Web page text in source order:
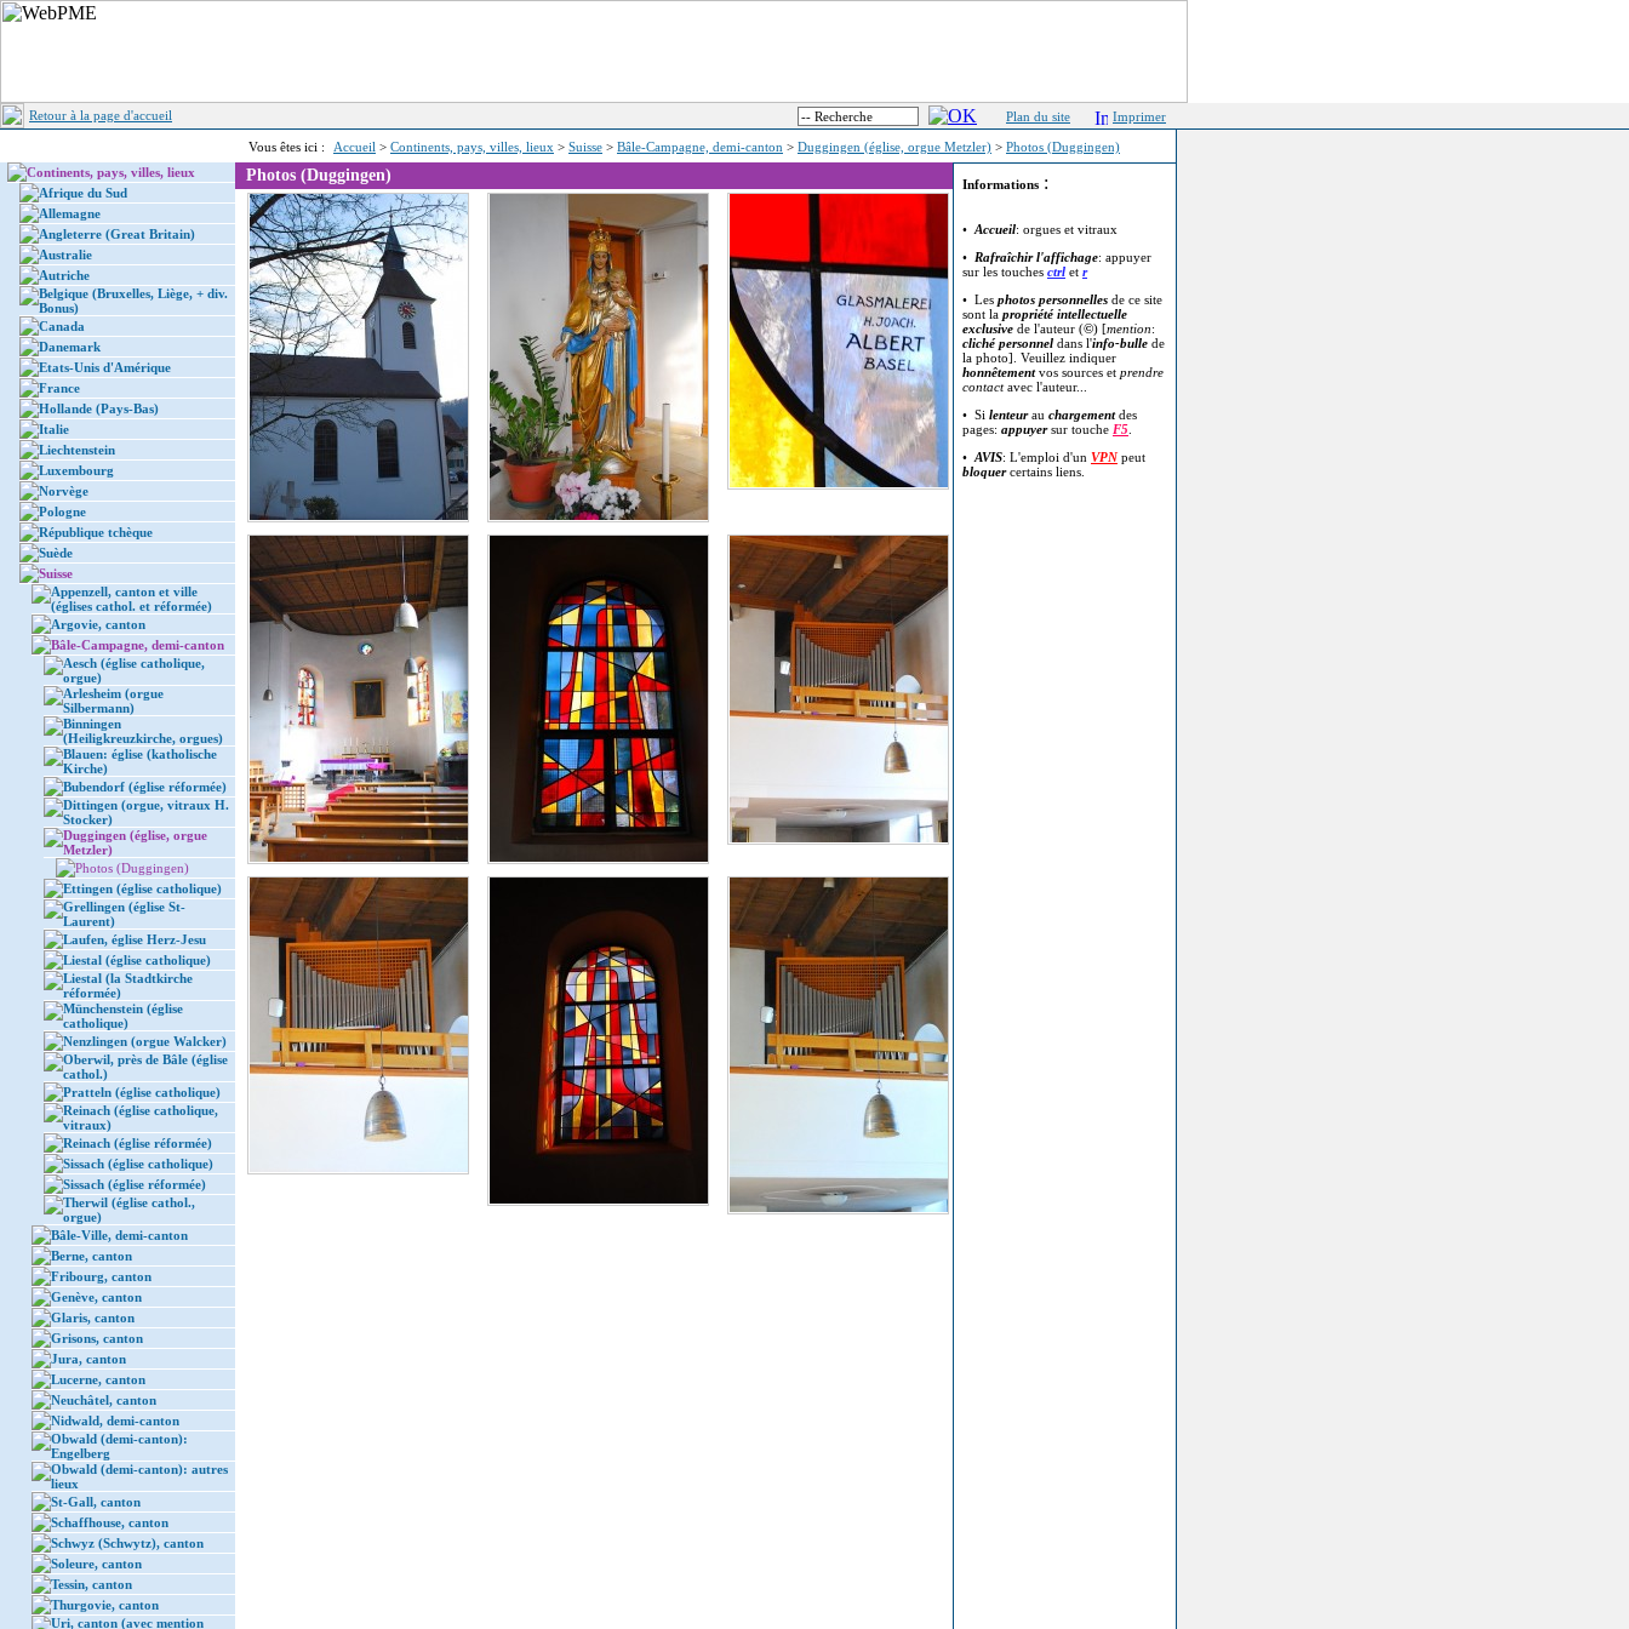
Retour à la page d'accueil Plan du site Imprimer
Vous êtes ici : Accueil > Continents, pays, villes, lieux > Suisse > Bâle-Campagne, demi-canton > Duggingen (église, orgue Metzler) > Photos (Duggingen)
Continents, pays, villes, lieux
Afrique du Sud
Allemagne
Angleterre (Great Britain)
Australie
Autriche
Belgique (Bruxelles, Liège, + div.
Bonus)
Canada
Danemark
Etats-Unis d'Amérique
France
Hollande (Pays-Bas)
Italie
Liechtenstein
Luxembourg
Norvège
Pologne
République tchèque
Suède
Suisse
Appenzell, canton et ville
(églises cathol. et réformée)
Argovie, canton
Bâle-Campagne, demi-canton
Aesch (église catholique,
orgue)
Arlesheim (orgue
Silbermann)
Binningen
(Heiligkreuzkirche, orgues)
Blauen: église (katholische
Kirche)
Bubendorf (église réformée)
Dittingen (orgue, vitraux H.
Stocker)
Duggingen (église, orgue
Metzler)
Photos (Duggingen)
Ettingen (église catholique)
Grellingen (église St-
Laurent)
Laufen, église Herz-Jesu
Liestal (église catholique)
Liestal (la Stadtkirche
réformée)
Münchenstein (église
catholique)
Nenzlingen (orgue Walcker)
Oberwil, près de Bâle (église
cathol.)
Pratteln (église catholique)
Reinach (église catholique,
vitraux)
Reinach (église réformée)
Sissach (église catholique)
Sissach (église réformée)
Therwil (église cathol.,
orgue)
Bâle-Ville, demi-canton
Berne, canton
Fribourg, canton
Genève, canton
Glaris, canton
Grisons, canton
Jura, canton
Lucerne, canton
Neuchâtel, canton
Nidwald, demi-canton
Obwald (demi-canton):
Engelberg
Obwald (demi-canton): autres
lieux
St-Gall, canton
Schaffhouse, canton
Schwyz (Schwytz), canton
Soleure, canton
Tessin, canton
Thurgovie, canton
Uri, canton (avec mention
Photos (Duggingen) Informations :
• Accueil: orgues et vitraux
• Rafraîchir l'affichage: appuyer
sur les touches ctrl et r
• Les photos personnelles de ce site
sont la propriété intellectuelle
exclusive de l'auteur (©) [mention:
cliché personnel dans l'info-bulle de
la photo]. Veuillez indiquer
honnêtementvos sources et prendre
contactavec l'auteur...
• Si lenteurau chargementdes
pages: appuyersur touche F5
• AVIS: L'emploi d'un VPNpeut
bloquercertains liens.